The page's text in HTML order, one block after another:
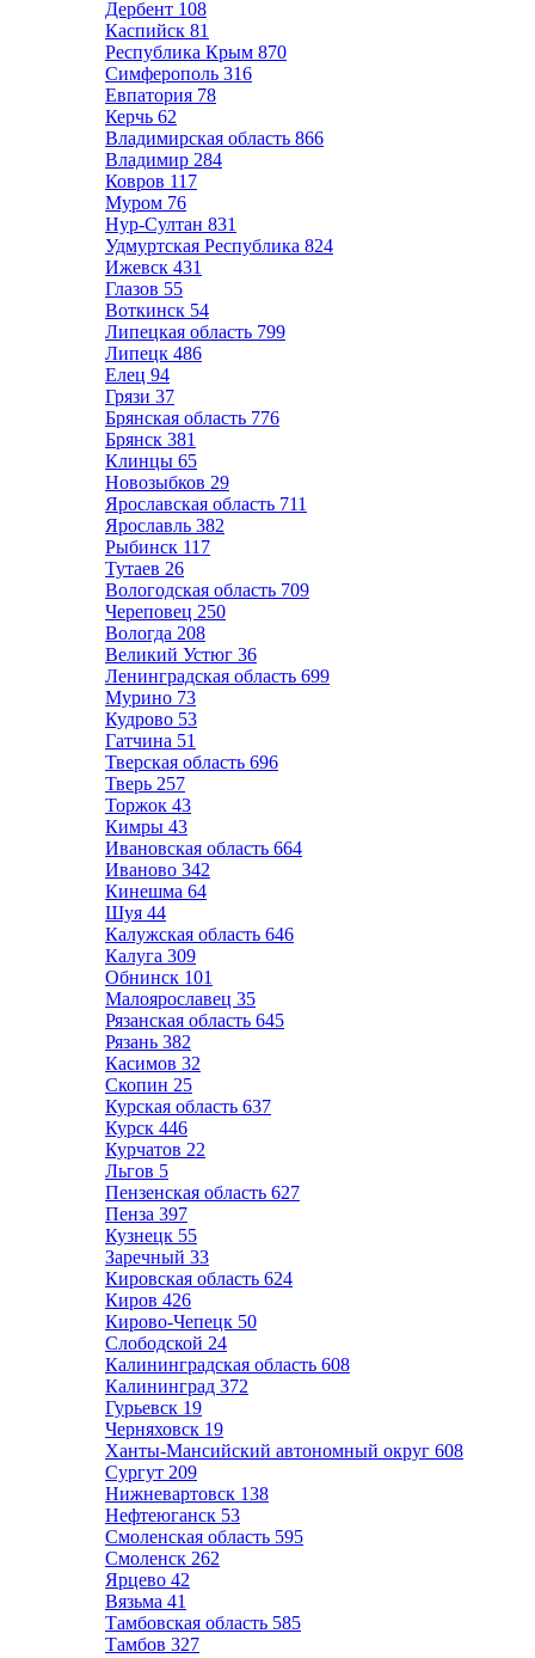
Дербент 108
Каспийск 81
Республика Крым 870
Симферополь 316
Евпатория 78
Керчь 62
Владимирская область 866
Владимир 284
Ковров 117
Муром 76
Нур-Султан 831
Удмуртская Республика 824
Ижевск 431
Глазов 55
Воткинск 54
Липецкая область 799
Липецк 486
Елец 94
Грязи 37
Брянская область 776
Брянск 381
Клинцы 65
Новозыбков 29
Ярославская область 711
Ярославль 382
Рыбинск 117
Тутаев 26
Вологодская область 709
Череповец 250
Вологда 208
Великий Устюг 36
Ленинградская область 699
Мурино 73
Кудрово 53
Гатчина 51
Тверская область 696
Тверь 257
Торжок 43
Кимры 43
Ивановская область 664
Иваново 342
Кинешма 64
Шуя 44
Калужская область 646
Калуга 309
Обнинск 101
Малоярославец 35
Рязанская область 645
Рязань 382
Касимов 32
Скопин 25
Курская область 637
Курск 446
Курчатов 22
Льгов 5
Пензенская область 627
Пенза 397
Кузнецк 55
Заречный 33
Кировская область 624
Киров 426
Кирово-Чепецк 50
Слободской 24
Калининградская область 608
Калининград 372
Гурьевск 19
Черняховск 19
Ханты-Мансийский автономный округ 608
Сургут 209
Нижневартовск 138
Нефтеюганск 53
Смоленская область 595
Смоленск 262
Ярцево 42
Вязьма 41
Тамбовская область 585
Тамбов 327